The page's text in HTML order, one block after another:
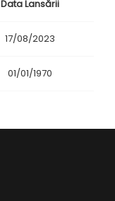
Data Lansării
17/08/2023
01/01/1970